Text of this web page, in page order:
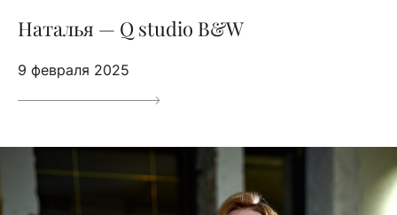
Наталья — Q studio B&W
9 февраля 2025